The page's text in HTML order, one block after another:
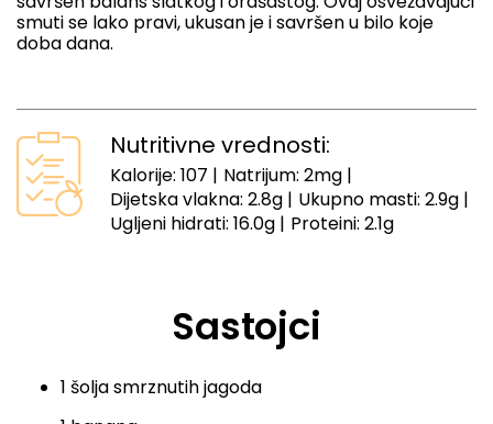
smuti se lako pravi, ukusan je i savršen u bilo koje
doba dana.
Nutritivne vrednosti:
Kalorije: 107 | Natrijum: 2mg |
Dijetska vlakna: 2.8g | Ukupno masti: 2.9g |
Ugljeni hidrati: 16.0g | Proteini: 2.1g
Sastojci
1 šolja smrznutih jagoda